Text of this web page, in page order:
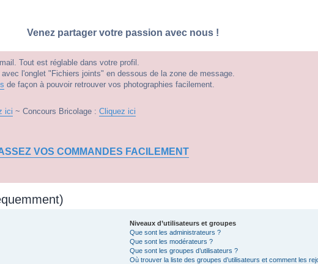
Venez partager votre passion avec nous !
Tout est réglable dans votre profil.
l'onglet "Fichiers joints" en dessous de la zone de message.
de façon à pouvoir retrouver vos photographies facilement.
ici ~ Concours Bricolage : Cliquez ici
VOS COMMANDES FACILEMENT
Niveaux d’utilisateurs et groupes
Que sont les administrateurs ?
Que sont les modérateurs ?
Que sont les groupes d’utilisateurs ?
Où trouver la liste des groupes d’utilisateurs et comment les